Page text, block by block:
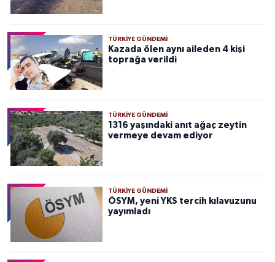
TÜRKIYE GÜNDEMI
Kazada ölen aynı aileden 4 kişi
toprağa verildi
TÜRKIYE GÜNDEMI
1316 yaşındaki anıt ağaç zeytin
vermeye devam ediyor
TÜRKIYE GÜNDEMI
ÖSYM, yeni YKS tercih kılavuzunu
yayımladı